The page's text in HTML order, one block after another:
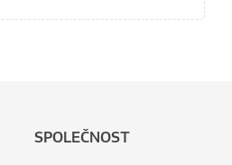
SPOLEČNOST